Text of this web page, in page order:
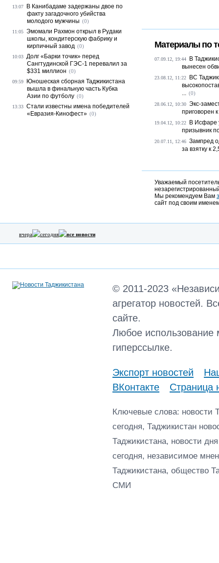
Материалы по
07.09.12, 19:44
В
вынесен
23.08.12, 11:22
ВС
... (0)
28.06.12, 10:30 Экс-
приговорен
19.04.12, 10:22
В Исфаре
призывник
20.07.11, 12:46 Зампред
за взятку к
Уважаемый
Мы рекомендуем Вам
сайт под своим
13:07
В Канибадаме задержаны двое по
факту загадочного убийства
молодого мужчины (0)
11:05 Эмомали Рахмон открыл в Рудаки
школы, кондитерскую фабрику и
кирпичный завод (0)
10:03 Долг «Барки точик» перед
Сангтудинской ГЭС-1 перевалил за
$331 миллион (0)
09:59
Юношеская сборная Таджикистана
вышла в финальную часть Кубка
Азии по футболу (0)
13:33 Стали известны имена победителей
«Евразия-Кинофест» (0)
вчера сегодня все новости
© 2011-2023
агрегатор новостей.
сайте.
Любое использование
гиперссылке.
Экспорт новостей
ВКонтакте
Страница
Ключевые слова: новости
сегодня, Таджикистан
Таджикистана, новости
сегодня, независимое
Таджикистана, общество
СМИ